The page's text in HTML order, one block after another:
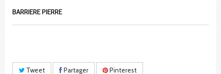
BARRIERE PIERRE
Tweet Partager Pinterest